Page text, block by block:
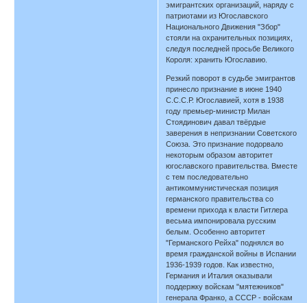
эмигрантских организаций, наряду с
патриотами из Югославского
Национального Движения "Збор"
стояли на охранительных позициях,
следуя последней просьбе Великого
Короля: хранить Югославию.
Резкий поворот в судьбе эмигрантов
принесло признание в июне 1940
С.С.С.Р. Югославией, хотя в 1938
году премьер-министр Милан
Стоядинович давал твёрдые
заверения в непризнании Советского
Союза. Это признание подорвало
некоторым образом авторитет
югославского правительства. Вместе
с тем последовательно
антикоммунистическая позиция
германского правительства со
времени прихода к власти Гитлера
весьма импонировала русским
белым. Особенно авторитет
"Германского Рейха" поднялся во
время гражданской войны в Испании
1936-1939 годов. Как известно,
Германия и Италия оказывали
поддержку войскам "мятежников"
генерала Франко, а СССР - войскам